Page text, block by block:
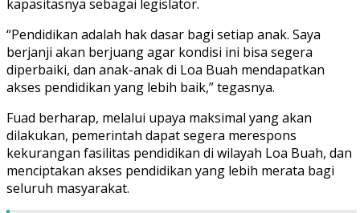
kapasitasnya sebagai legislator.
“Pendidikan adalah hak dasar bagi setiap anak. Saya
berjanji akan berjuang agar kondisi ini bisa segera
diperbaiki, dan anak-anak di Loa Buah mendapatkan
akses pendidikan yang lebih baik,” tegasnya.
Fuad berharap, melalui upaya maksimal yang akan
dilakukan, pemerintah dapat segera merespons
kekurangan fasilitas pendidikan di wilayah Loa Buah, dan
menciptakan akses pendidikan yang lebih merata bagi
seluruh masyarakat.